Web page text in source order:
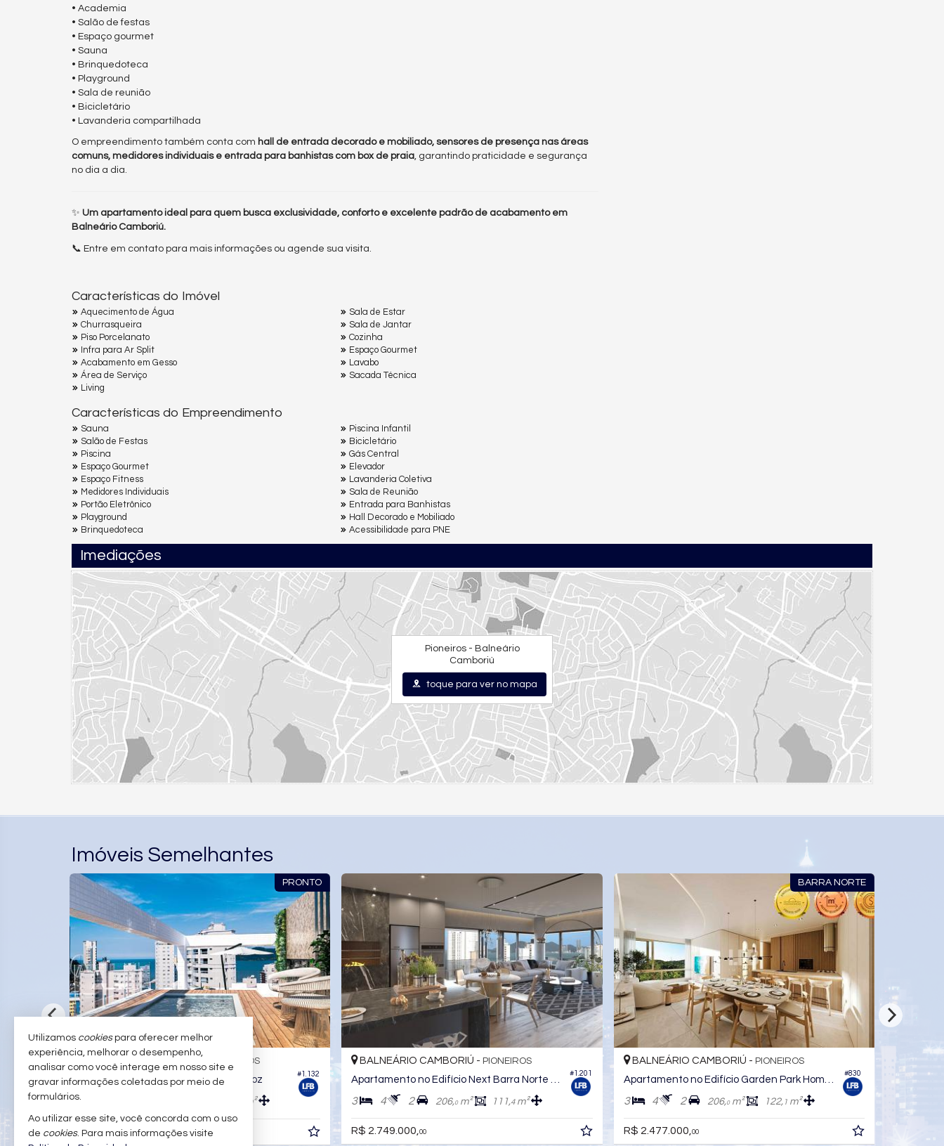
• Academia
• Salão de festas
• Espaço gourmet
• Sauna
• Brinquedoteca
• Playground
• Sala de reunião
• Bicicletário
• Lavanderia compartilhada
O empreendimento também conta com hall de entrada decorado e mobiliado, sensores de presença nas áreas
comuns, medidores individuais e entrada para banhistas com box de praia, garantindo praticidade e segurança
no dia a dia.
✨ Um apartamento ideal para quem busca exclusividade, conforto e excelente padrão de acabamento em
Balneário Camboriú.
📞 Entre em contato para mais informações ou agende sua visita.
Características do Imóvel
Aquecimento de Água
Churrasqueira
Piso Porcelanato
Infra para Ar Split
Acabamento em Gesso
Área de Serviço
Living
Sala de Estar
Sala de Jantar
Cozinha
Espaço Gourmet
Lavabo
Sacada Técnica
Características do Empreendimento
Sauna
Salão de Festas
Piscina
Espaço Gourmet
Espaço Fitness
Medidores Individuais
Portão Eletrônico
Playground
Brinquedoteca
Piscina Infantil
Bicicletário
Gás Central
Elevador
Lavanderia Coletiva
Sala de Reunião
Entrada para Banhistas
Hall Decorado e Mobiliado
Acessibilidade para PNE
Imediações
Pioneiros - Balneário
Camboriú
toque para ver no mapa
Imóveis Semelhantes
LANÇAMENTO
#1.142
BALNEÁRIO CAMBORIÚ - PIONEIROS
Apartamento no Edifício San Andrés
3 m²
R$ 2.274.000,00
#160
BALNEÁRIO CAMBORIÚ -PIONEIROS
4 5 2 132,0 m²
R$ 2.600.000,00
BARRA NORTE
#695
BALNEÁRIO CAMBORIÚ -PIONEIROS
3 2 2 180,0 m² 102, 4 m²
R$ 2.255.000,00
Utilizamos cookiespara oferecer melhor
experiência, melhorar o desempenho,
analisar como você interage em nosso site e
gravar informações coletadas por meio de
formulários.
Ao utilizar esse site, você concorda com o uso
de cookies. Para mais informações visite